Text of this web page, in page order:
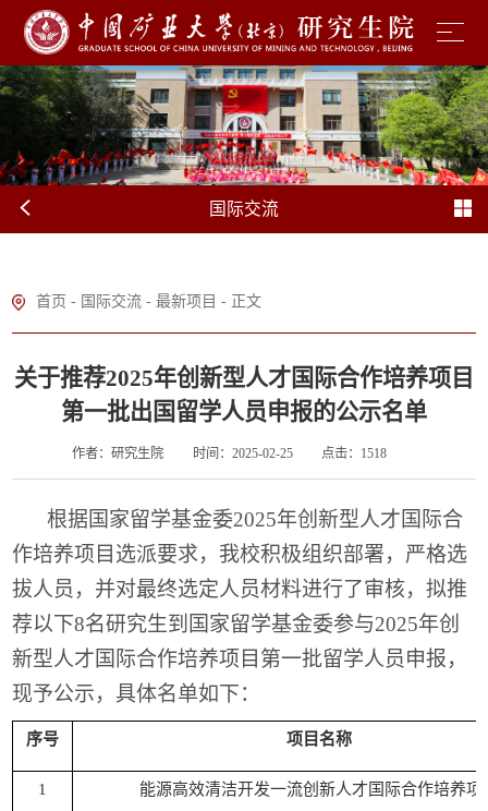
国际交流
首页 - 国际交流 -最新项目 - 正文
关于推荐2025年创新型人才国际合作培养项目
第一批出国留学人员申报的公示名单
作者：研究生院 时间：2025-02-25 点击： 1518
根据国家留学基金委2025年创新型人才国际合
作培养项目选派要求，我校积极组织部署，严格选
拔人员，并对最终选定人员材料进行了审核，拟推
荐以下8名研究生到国家留学基金委参与2025年创
新型人才国际合作培养项目第一批留学人员申报，
现予公示，具体名单如下：
序号 项目名称
1 能源高效清洁开发一流创新人才国际合作培养项